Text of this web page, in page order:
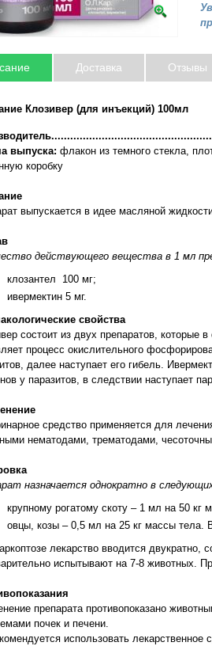
Доставка Отзывы
Клозивер (для инъекций) 100мл
выпуска: флакон из темного стекла,
коробку
выпускается в идее масляной
действующего вещества в 1 мл
клозантел 100 мг;
ивермектин 5 мг.
свойства
состоит из двух препаратов, которые
процесс окислительного
далее наступает его гибель.
у паразитов, в следствии наступает
средство применяется для
нематодами, трематодами,
назначается однократно в
крупному рогатому скоту – 1 мл на 50 кг
овцы, козы – 0,5 мл на 25 кг массы тела.
лекарство вводится
испытывают на 7-8 животных.
препарата противопоказано
почек и печени.
использовать лекарственное